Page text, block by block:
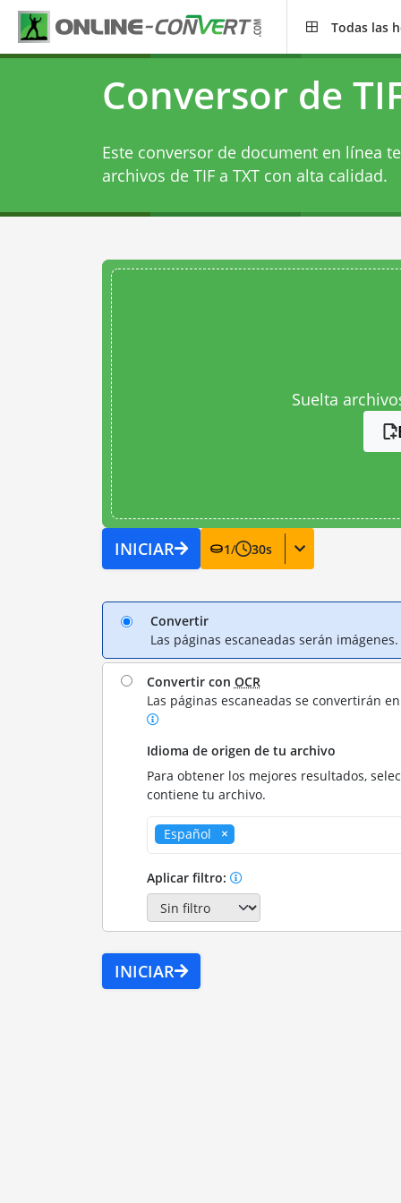
Todas las
Conversor de
Este conversor de document en línea
archivos de TIF a TXT con alta calidad.
Suelta
INICIAR 1/ 30s
Convertir
Las páginas escaneadas serán imágenes.
Convertir con OCR
Las páginas escaneadas se convertirán
Idioma de origen de tu archivo
Para obtener los mejores resultados,
contiene tu archivo.
Español
Aplicar filtro:
INICIAR